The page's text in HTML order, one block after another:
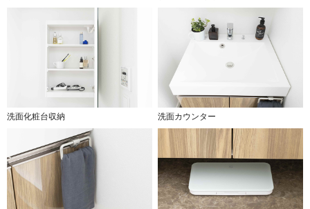
洗面化粧台収納 洗面カウンター